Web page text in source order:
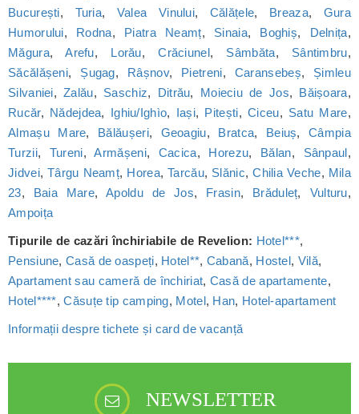
București, Turia, Valea Vinului, Călățele, Breaza, Gura
Humorului, Rodna, Piatra Neamț, Sinaia, Boghiș, Delnița,
Măgura,Arefu, Lorău,Crăciunel, Sâmbăta, Sântimbru,
Săcălășeni, Șugag, Râșnov, Pietreni, Caransebeș, Șimleu
Silvaniei,Zalău, Saschiz, Ditrău, Moieciu de Jos, Băișoara,
Rucăr, Nădejdea, Ighiu/Ighìo, Iași, Pitești,Ciceu, Satu Mare,
Almașu Mare, Bălăușeri, Geoagiu, Bratca, Beiuș,Câmpia
Turzii, Tureni,Armășeni, Cacica, Horezu, Bălan, Sânpaul,
Jidvei,Târgu Neamț, Horea,Tarcău, Slănic,Chilia Veche, Mila
23, Baia Mare,Apoldu de Jos, Frasin, Brăduleț, Vulturu,
Ampoița
Tipurile de cazări închiriabile de Revelion: Hotel***,
Pensiune,Casă de oaspeți, Hotel**, Cabană, Hostel, Vilă,
Apartament sau cameră de închiriat, Casă de apartamente,
Hotel****,Căsuțe tip camping, Motel, Han, Hotel-apartament
Informații despre tichete și card de vacanță
NEWSLETTER